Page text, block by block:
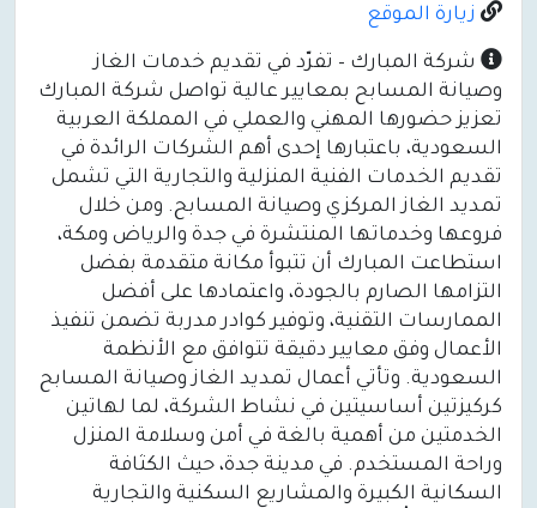
زيارة الموقع
شركة المبارك – تفرّد في تقديم خدمات الغاز
وصيانة المسابح بمعايير عالية تواصل شركة المبارك
تعزيز حضورها المهني والعملي في المملكة العربية
السعودية، باعتبارها إحدى أهم الشركات الرائدة في
تقديم الخدمات الفنية المنزلية والتجارية التي تشمل
تمديد الغاز المركزي وصيانة المسابح. ومن خلال
فروعها وخدماتها المنتشرة في جدة والرياض ومكة،
استطاعت المبارك أن تتبوأ مكانة متقدمة بفضل
التزامها الصارم بالجودة، واعتمادها على أفضل
الممارسات التقنية، وتوفير كوادر مدربة تضمن تنفيذ
الأعمال وفق معايير دقيقة تتوافق مع الأنظمة
السعودية. وتأتي أعمال تمديد الغاز وصيانة المسابح
كركيزتين أساسيتين في نشاط الشركة، لما لهاتين
الخدمتين من أهمية بالغة في أمن وسلامة المنزل
وراحة المستخدم. في مدينة جدة، حيث الكثافة
السكانية الكبيرة والمشاريع السكنية والتجارية